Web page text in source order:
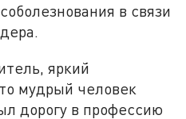
в связи
яркий
мудрый человек
дорогу в профессию